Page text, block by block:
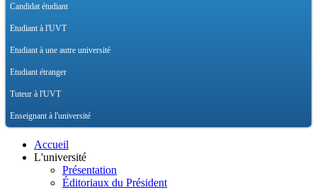
Candidat étudiant
Etudiant à l'UVT
Etudiant à une autre université
Etudiant étranger
Tuteur à l'UVT
Enseignant à l'université
Accueil
L'université
Présentation
Éditoriaux du Président